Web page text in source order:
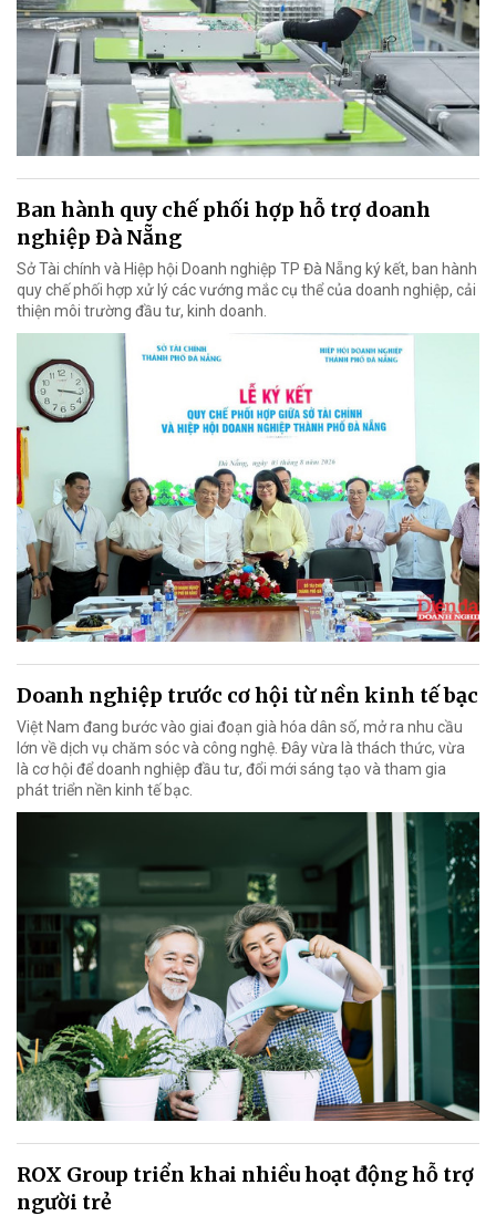
Ban hành quy chế phối hợp hỗ trợ doanh
nghiệp Đà Nẵng
Sở Tài chính và Hiệp hội Doanh nghiệp TP Đà Nẵng ký kết, ban hành
quy chế phối hợp xử lý các vướng mắc cụ thể của doanh nghiệp, cải
thiện môi trường đầu tư, kinh doanh.
Doanh nghiệp trước cơ hội từ nền kinh tế bạc
Việt Nam đang bước vào giai đoạn già hóa dân số, mở ra nhu cầu
lớn về dịch vụ chăm sóc và công nghệ. Đây vừa là thách thức, vừa
là cơ hội để doanh nghiệp đầu tư, đổi mới sáng tạo và tham gia
phát triển nền kinh tế bạc.
ROX Group triển khai nhiều hoạt động hỗ trợ
người trẻ